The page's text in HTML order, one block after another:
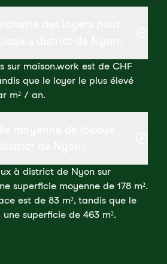
sur maison.work est de CHF
que le loyer le plus élevé
m² / an.
à district de Nyon sur
superficie moyenne de 178 m².
est de 83 m², tandis que le
superficie de 463 m².